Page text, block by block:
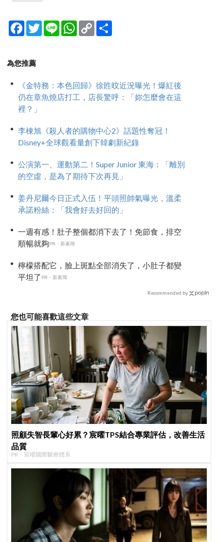
Facebook
TwitterLine WhatsApp
Copy
Link
為您推薦
《金特務：本色回歸》徐貹旼近況曝光！爆紅後
仍在章魚燒店打工，店長驚呼：「妳怎麼會在這
裡？」
李棟旭《殺人者的購物中心2》話題性奪冠！
Disney+全球觀看量創下韓劇新紀錄
公演第一、運動第二！Super Junior 東海：「離別
的空虛，是為了期待下次再見」
姜丹尼爾今日正式入伍！平頭照帥氣曝光，溫柔
承諾粉絲：「我會好去好回的」
一週有感！肚子整個都消下去了！免節食，排空
順暢就夠PR・新素簡
檸檬搭配它，臉上斑點全部消失了，小肚子都變
平坦了 PR・新素簡
Recommended by
您也可能喜歡這些文章
照顧失智長輩心好累？宸曜TPS結合專業評估，改善生活
品質
PR・宸曜國際醫療體系